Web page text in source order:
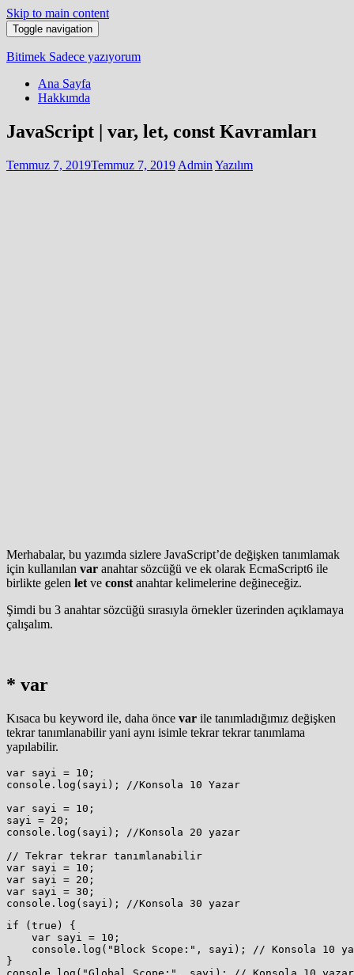
Skip to main content
Toggle navigation
Bitimek Sadece yazıyorum
Ana Sayfa
Hakkımda
JavaScript | var, let, const Kavramları
Temmuz 7, 2019Temmuz 7, 2019 Admin Yazılım
Merhabalar, bu yazımda sizlere JavaScript’de değişken tanımlamak
için kullanılan var anahtar sözcüğü ve ek olarak EcmaScript6 ile
birlikte gelen let ve const anahtar kelimelerine değineceğiz.
Şimdi bu 3 anahtar sözcüğü sırasıyla örnekler üzerinden açıklamaya
çalışalım.
* var
Kısaca bu keyword ile, daha önce var ile tanımladığımız değişken
tekrar tanımlanabilir yani aynı isimle tekrar tekrar tanımlama
yapılabilir.
var sayi = 10;
console.log(sayi); //Konsola 10 Yazar
var sayi = 10;
sayi = 20;
console.log(sayi); //Konsola 20 yazar
// Tekrar tekrar tanımlanabilir
var sayi = 10;
var sayi = 20;
var sayi = 30;
console.log(sayi); //Konsola 30 yazar
if (true) {
    var sayi = 10;
console.log("Block Scope:", sayi); // Konsola 10
}